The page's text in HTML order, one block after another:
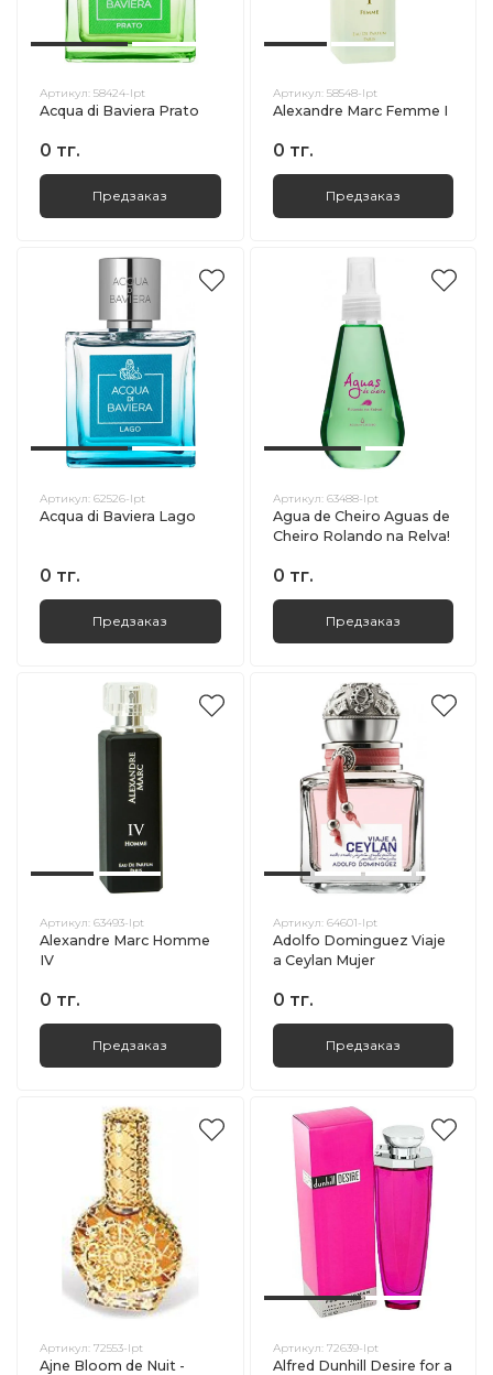
Артикул: 58424-lpt
Acqua di Baviera Prato
0 тг.
Предзаказ
Артикул: 58548-lpt
Alexandre Marc Femme I
0 тг.
Предзаказ
Артикул: 62526-lpt
Acqua di Baviera Lago
0 тг.
Предзаказ
Артикул: 63488-lpt
Agua de Cheiro Aguas de
Cheiro Rolando na Relva!
0 тг.
Предзаказ
Артикул: 63493-lpt
Alexandre Marc Homme
IV
0 тг.
Предзаказ
Артикул: 64601-lpt
Adolfo Dominguez Viaje
a Ceylan Mujer
0 тг.
Предзаказ
Артикул: 72553-lpt
Ajne Bloom de Nuit -
Артикул: 72639-lpt
Alfred Dunhill Desire for a